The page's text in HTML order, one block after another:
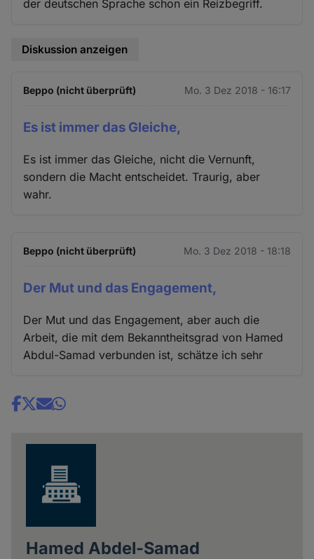
der deutschen Sprache schon ein Reizbegriff.
Diskussion anzeigen
Beppo (nicht überprüft) Mo. 3 Dez 2018 - 16:17
Es ist immer das Gleiche,
Es ist immer das Gleiche, nicht die Vernunft,
sondern die Macht entscheidet. Traurig, aber
wahr.
Beppo (nicht überprüft) Mo. 3 Dez 2018 - 18:18
Der Mut und das Engagement,
Der Mut und das Engagement, aber auch die
Arbeit, die mit dem Bekanntheitsgrad von Hamed
Abdul-Samad verbunden ist, schätze ich sehr
Share
Hamed Abdel-Samad